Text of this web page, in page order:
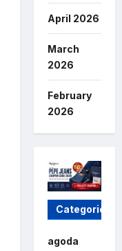
April 2026
March
2026
February
2026
Categories
agoda